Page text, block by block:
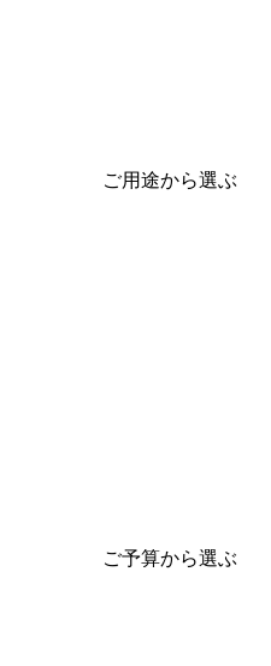
ご用途から選ぶ
ご予算から選ぶ